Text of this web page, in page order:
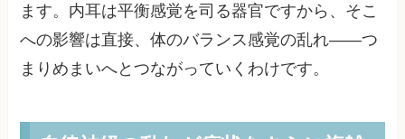
ます。内耳は平衡感覚を司る器官ですから、そこ
への影響は直接、体のバランス感覚の乱れ——つ
まりめまいへとつながっていくわけです。